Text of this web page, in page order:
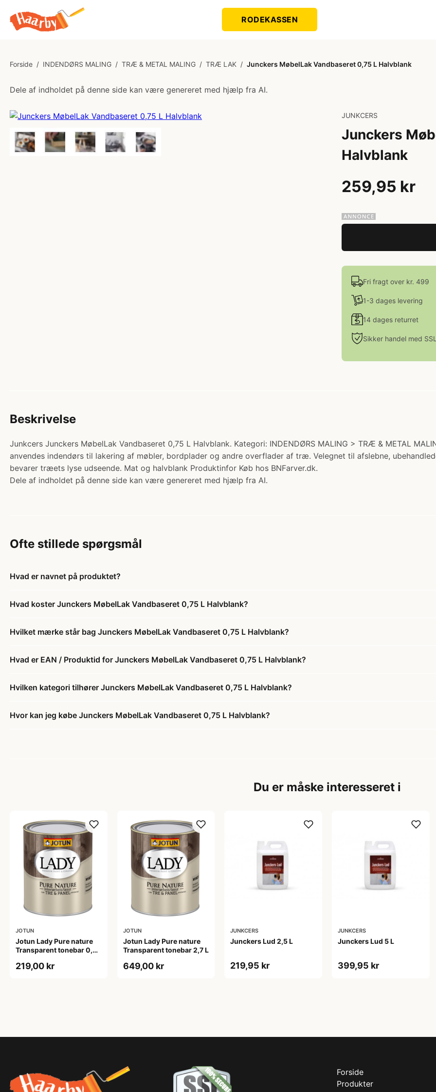
RODEKASSEN
Forside / INDENDØRS MALING / TRÆ & METAL MALING / TRÆ LAK / Junckers MøbelLak Vandbaseret 0,75 L Halvblank
Dele af indholdet på denne side kan være genereret med hjælp fra AI.
JUNKCERS
Junckers
Halvblank
259,95 kr
Fri fragt over kr. 499
1-3 dages levering
14 dages returret
Sikker handel med SSL
Beskrivelse
Junkcers Junckers MøbelLak Vandbaseret 0,75 L Halvblank. Kategori: INDENDØRS MALING > TRÆ & METAL
anvendes indendørs til lakering af møbler, bordplader og andre overflader af træ. Velegnet til afslebne,
bevarer træets lyse udseende. Mat og halvblank Produktinfor Køb hos BNFarver.dk.
Dele af indholdet på denne side kan være genereret med hjælp fra AI.
Ofte stillede spørgsmål
Hvad er navnet på produktet?
Hvad koster Junckers MøbelLak Vandbaseret 0,75 L Halvblank?
Hvilket mærke står bag Junckers MøbelLak Vandbaseret 0,75 L Halvblank?
Hvad er EAN / Produktid for Junckers MøbelLak Vandbaseret 0,75 L Halvblank?
Hvilken kategori tilhører Junckers MøbelLak Vandbaseret 0,75 L Halvblank?
Hvor kan jeg købe Junckers MøbelLak Vandbaseret 0,75 L Halvblank?
Du er måske interesseret i
JOTUN
Jotun Lady Pure nature
Transparent tonebar 0,68
219,00 kr
JOTUN
Jotun Lady Pure nature
Transparent tonebar 2,7 L
649,00 kr
JUNKCERS
Junckers Lud 2,5 L
219,95 kr
JUNKCERS
Junckers Lud 5 L
399,95 kr
Forside
Produkter